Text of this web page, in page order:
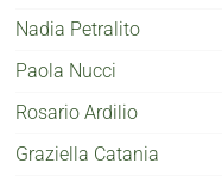
Nadia Petralito
Paola Nucci
Rosario Ardilio
Graziella Catania